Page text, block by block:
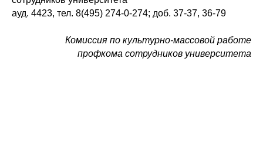
ауд. 4423, тел. 8(495) 274-0-274; доб. 37-37, 36-79
Комиссия по культурно-массовой работе
профкома сотрудников университета